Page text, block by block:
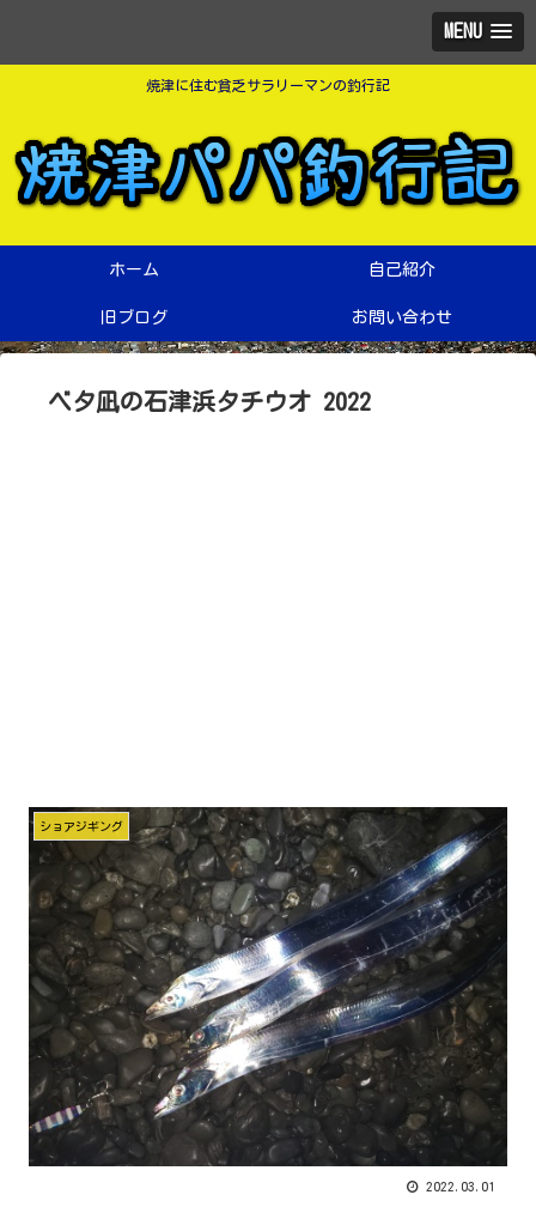
MENU
焼津に住む貧乏サラリーマンの釣行記
ホーム 自己紹介
旧ブログ お問い合わせ
ベタ凪の石津浜タチウオ 2022
ショアジギング
2022.03.01